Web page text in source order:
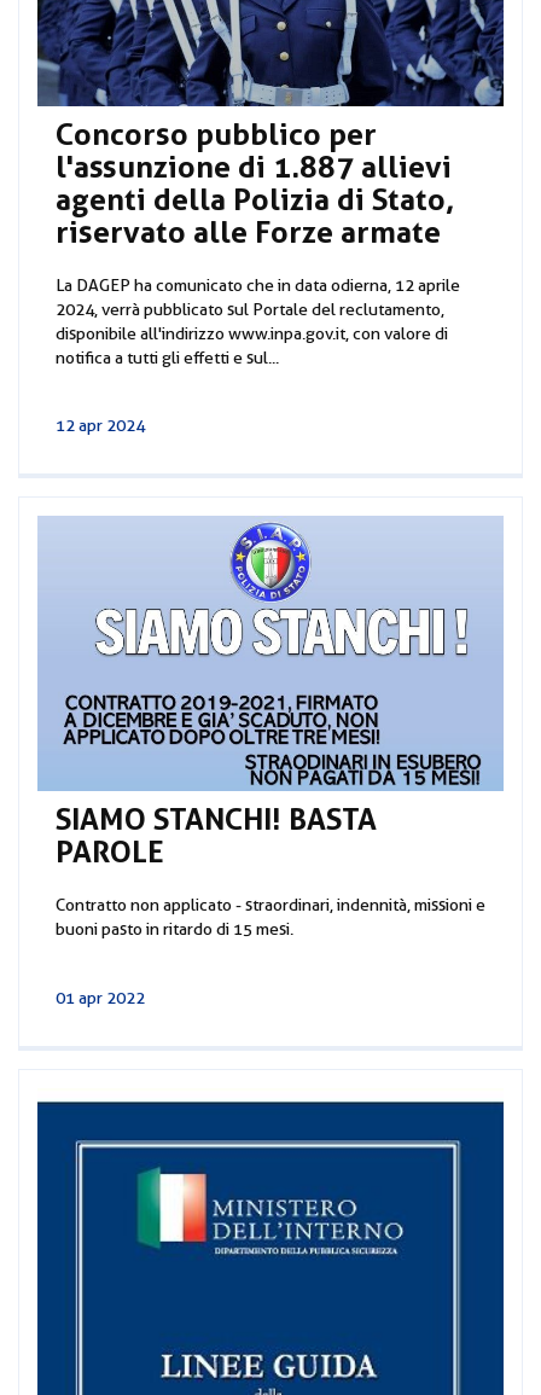
Concorso pubblico per
l'assunzione di 1.887 allievi
agenti della Polizia di Stato,
riservato alle Forze armate
La DAGEP ha comunicato che in data odierna, 12 aprile
2024, verrà pubblicato sul Portale del reclutamento,
disponibile all'indirizzo www.inpa.gov.it, con valore di
notifica a tutti gli effetti e sul...
12 apr 2024
SIAMO STANCHI! BASTA
PAROLE
Contratto non applicato - straordinari, indennità, missioni e
buoni pasto in ritardo di 15 mesi.
01 apr 2022